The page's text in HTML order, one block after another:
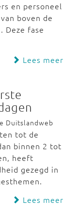
en personeel
boven de
Deze fase
Lees meer
Duitslandweb
tot de
binnen 2 tot
heeft
gezegd in
Lees meer